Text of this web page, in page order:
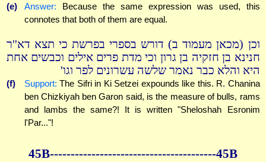
(e) Answer: Because the same expression was used, this
connotes that both of them are equal.
וכן (מכאן מעמוד ב) דורש בספרי בפרשת כי תצא דא''ר
חנינא בן חזקיה בן גרון וכי מדת פרים אילים וכבשים אחת
היא והלא כבר נאמר שלשה עשרונים לפר וגו'
(f) Support: The Sifri in Ki Setzei expounds like this. R. Chanina
ben Chizkiyah ben Garon said, is the measure of bulls, rams
and lambs the same?! It is written "Sheloshah Esronim
l'Par..."!
45B----------------------------------------45B